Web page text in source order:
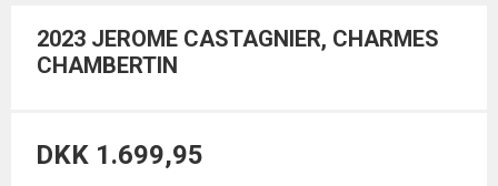
2023 JEROME CASTAGNIER, CHARMES
CHAMBERTIN
DKK 1.699,95